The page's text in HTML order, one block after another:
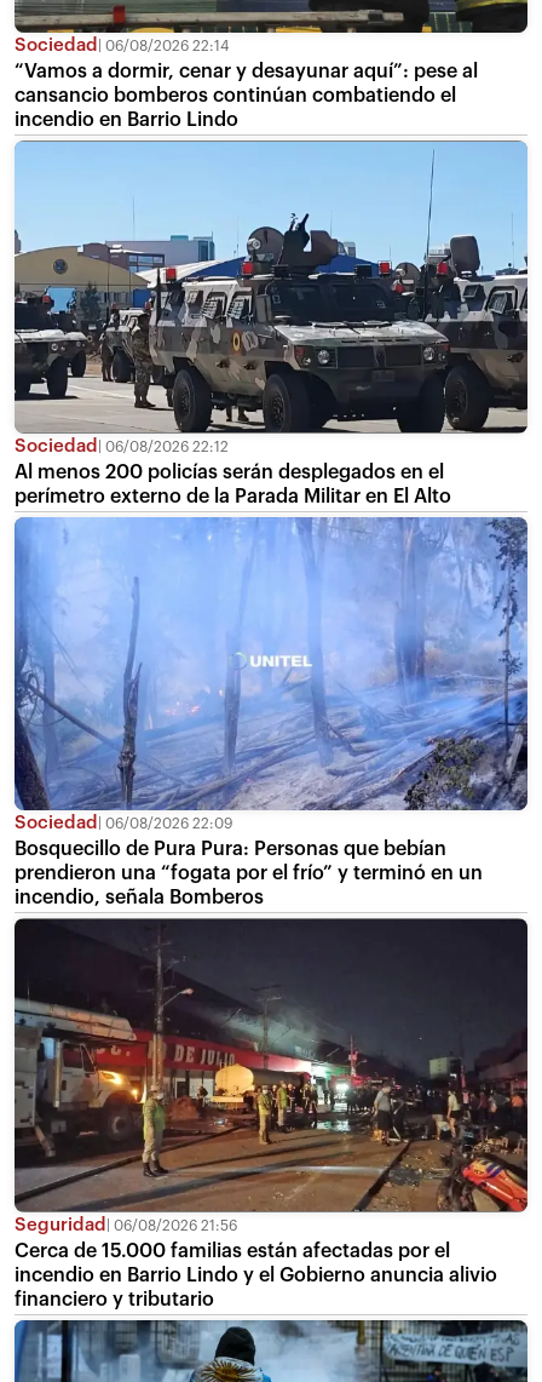
Sociedad 06/08/2026 22:14
“Vamos a dormir, cenar y desayunar aquí”: pese al
cansancio bomberos continúan combatiendo el
incendio en Barrio Lindo
Sociedad 06/08/2026 22:12
Al menos 200 policías serán desplegados en el
perímetro externo de la Parada Militar en El Alto
Sociedad 06/08/2026 22:09
Bosquecillo de Pura Pura: Personas que bebían
prendieron una “fogata por el frío” y terminó en un
incendio, señala Bomberos
Seguridad 06/08/2026 21:56
Cerca de 15.000 familias están afectadas por el
incendio en Barrio Lindo y el Gobierno anuncia alivio
financiero y tributario